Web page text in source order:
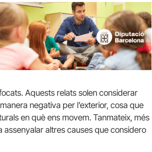
Aquests relats solen considerar
negativa per l’exterior, cosa que
en què ens movem. Tanmateix, més
assenyalar altres causes que considero